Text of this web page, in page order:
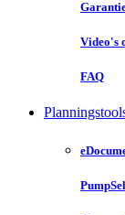
Video's
FAQ